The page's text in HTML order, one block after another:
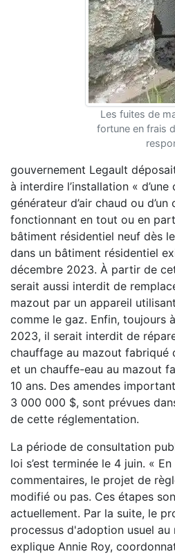
Les fuites de
fortune en frais
gouvernement Legault
à interdire l’installation « d’une
générateur d’air chaud ou d’un
fonctionnant en tout ou en
bâtiment résidentiel neuf dès
dans un bâtiment résidentiel
décembre 2023. À partir de
serait aussi interdit de
mazout par un appareil
comme le gaz. Enfin, toujours
2023, il serait interdit de
chauffage au mazout fabriqué
et un chauffe-eau au mazout
10 ans. Des amendes
3 000 000 $, sont prévues
de cette réglementation.
La période de consultation
loi s’est terminée le 4 juin. «
commentaires, le projet de
modifié ou pas. Ces étapes
actuellement. Par la suite, le
processus d'adoption usuel au
explique Annie Roy,